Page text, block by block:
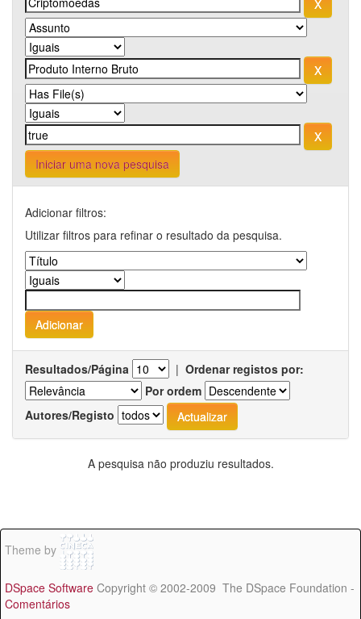
Iniciar uma nova pesquisa
Adicionar filtros:
Utilizar filtros para refinar o resultado da pesquisa.
Resultados/Página | Ordenar registos por:
Por ordem
Autores/Registo
A pesquisa não produziu resultados.
Theme by
DSpace Software Copyright © 2002-2009 The DSpace Foundation -
Comentários